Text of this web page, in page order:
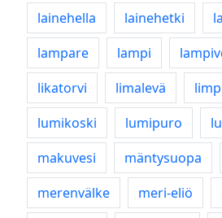
lainehella
lainehetki
lampare
lampi
likatorvi
limalevä
lumikoski
lumipuro
makuvesi
mäntysuopa
merenvälke
meri-eliö